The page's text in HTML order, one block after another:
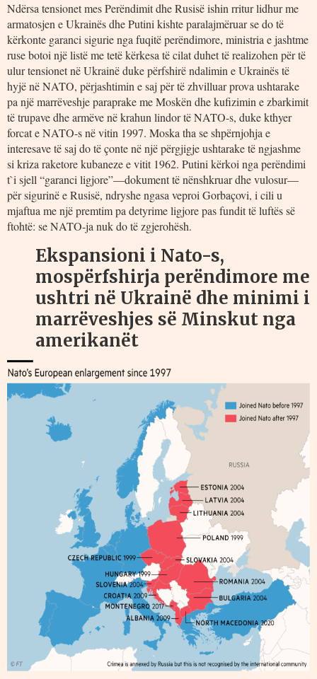
Ndërsa tensionet mes Perëndimit dhe Rusisë ishin rritur lidhur me
armatosjen e Ukrainës dhe Putini kishte paralajmëruar se do të
kërkonte garanci sigurie nga fuqitë perëndimore, ministria e jashtme
ruse botoi një listë me tetë kërkesa të cilat duhet të realizohen për të
ulur tensionet në Ukrainë duke përfshirë ndalimin e Ukrainës të
hyjë në NATO, përjashtimin e saj për të zhvilluar prova ushtarake
pa një marrëveshje paraprake me Moskën dhe kufizimin e zbarkimit
të trupave dhe armëve në krahun lindor të NATO-s, duke kthyer
forcat e NATO-s në vitin 1997. Moska tha se shpërnjohja e
interesave të saj do të çonte në një përgjigje ushtarake të ngjashme
si kriza raketore kubaneze e vitit 1962. Putini kërkoi nga perëndimi
t`i sjell “garanci ligjore”—dokument të nënshkruar dhe vulosur—
për sigurinë e Rusisë, ndryshe ngasa veproi Gorbaçovi, i cili u
mjaftua me një premtim pa detyrime ligjore pas fundit të luftës së
ftohtë: se NATO-ja nuk do të zgjerohësh.
Ekspansioni i Nato-s,
mospërfshirja perëndimore me
ushtri në Ukrainë dhe minimi i
marrëveshjes së Minskut nga
amerikanët